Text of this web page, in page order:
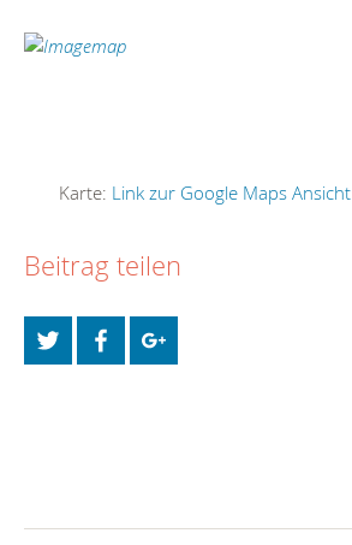
Karte: Link zur Google Maps Ansicht
Beitrag teilen